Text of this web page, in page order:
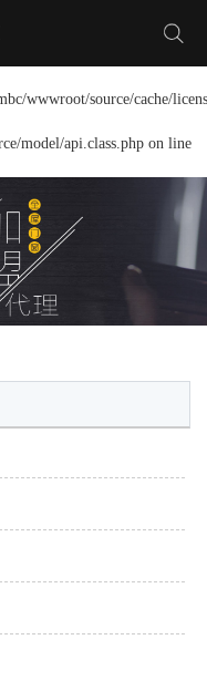
wwwroot/source/cache/
model/api.class.php on line